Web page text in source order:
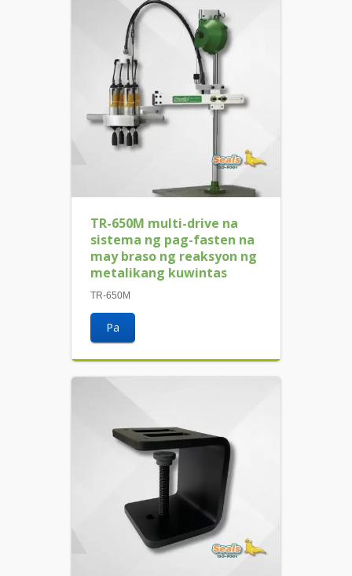
TR-650M multi-drive na
sistema ng pag-fasten na
may braso ng reaksyon ng
metalikang kuwintas
TR-650M
Pa